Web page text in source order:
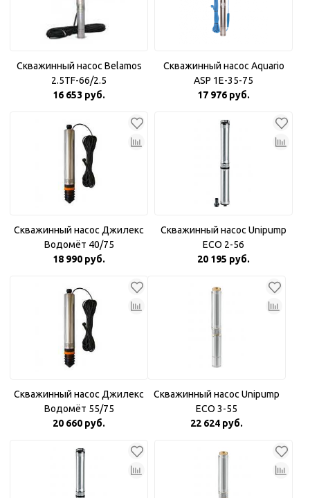
Скважинный насос Belamos
2.5TF-66/2.5
16 653 руб.
Скважинный насос Aquario
ASP 1E-35-75
17 976 руб.
Скважинный насос Джилекс
Водомёт 40/75
18 990 руб.
Скважинный насос Unipump
ECO 2-56
20 195 руб.
Скважинный насос Джилекс
Водомёт 55/75
20 660 руб.
Скважинный насос Unipump
ECO 3-55
22 624 руб.